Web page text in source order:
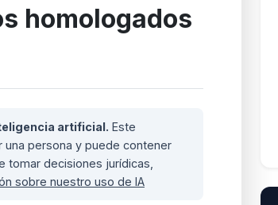
homologados
artificial. Este
persona y puede contener
tomar decisiones jurídicas,
sobre nuestro uso de IA